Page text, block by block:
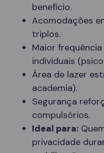
benefício.
Acomodações
triplos.
Maior
individuais
Área de lazer
academia).
Segurança
compulsórios.
Ideal para:
privacidade